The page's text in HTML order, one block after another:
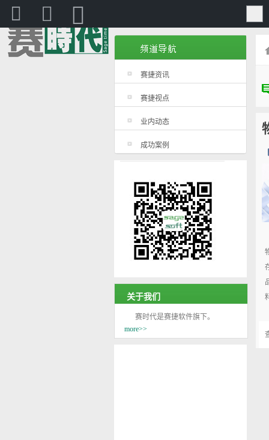
赛捷资讯
赛捷视点
业内动态
成功案例
关于我们
赛时代是赛捷软件旗下。
more>>